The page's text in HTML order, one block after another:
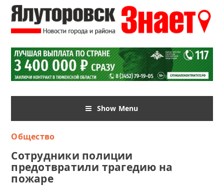
Show Menu
Общество
Сотрудники полиции
предотвратили трагедию на
пожаре